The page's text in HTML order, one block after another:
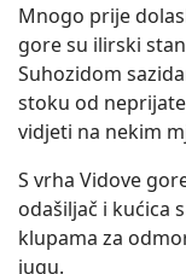
Mnogo prije
gore su ilirski
Suhozidom
stoku od
vidjeti na nekim
S vrha Vidove
odašiljač i kućica
klupama za
jugu.